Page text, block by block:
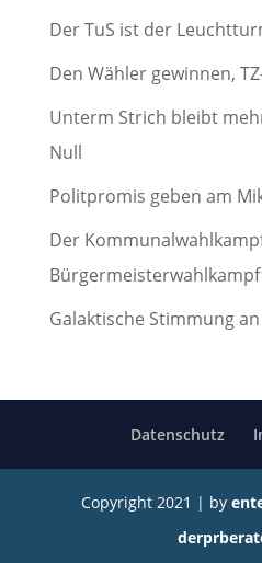
Der TuS ist der
Den Wähler gewinnen,
Unterm Strich bleibt
Null
Politpromis geben am
Der
Galaktische Stimmung
Datenschutz
Copyright 2021 | by